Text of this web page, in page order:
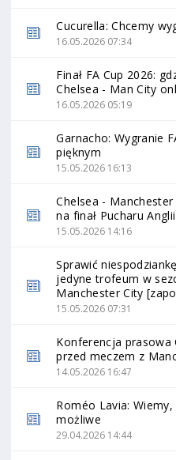
Cucurella: Chcemy
16.05.2026 07:34
Finał FA Cup 2026:
Chelsea - Man City
16.05.2026 05:19
Garnacho: Wygranie
pięknym
15.05.2026 16:13
Chelsea -
na finał Pucharu
15.05.2026 14:16
Sprawić
jedyne trofeum w
Manchester City
15.05.2026 07:31
Konferencja prasowa
przed meczem z
14.05.2026 16:47
Roméo Lavia:
możliwe
29.04.2026 14:44